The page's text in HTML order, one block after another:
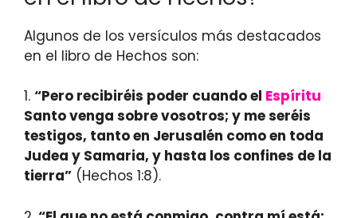
Algunos de los versículos más destacados
en el libro de Hechos son:
1. “Pero recibiréis poder cuando el Espíritu
Santo venga sobre vosotros; y me seréis
testigos, tanto en Jerusalén como en toda
Judea y Samaria, y hasta los confines de la
tierra” (Hechos 1:8).